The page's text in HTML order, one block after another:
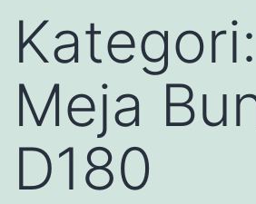
Kategori:
Meja
D180